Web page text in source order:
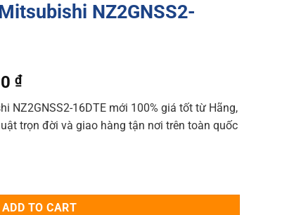
NZ2GNSS2-
₫.
₫Current
price
is:
5.225.000 ₫.
NZ2GNSS2-16DTE mới 100% giá tốt từ Hãng,
trọn đời và giao hàng tận nơi trên toàn quốc
16DTE quantity
ADD TO CART